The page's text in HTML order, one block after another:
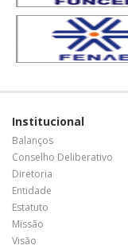
Institucional
Balanços
Conselho Deliberativo
Diretoria
Entidade
Estatuto
Missão
Visão